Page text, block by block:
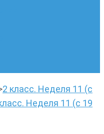
2 класс. Неделя 11 (с
Неделя 11 (с 19